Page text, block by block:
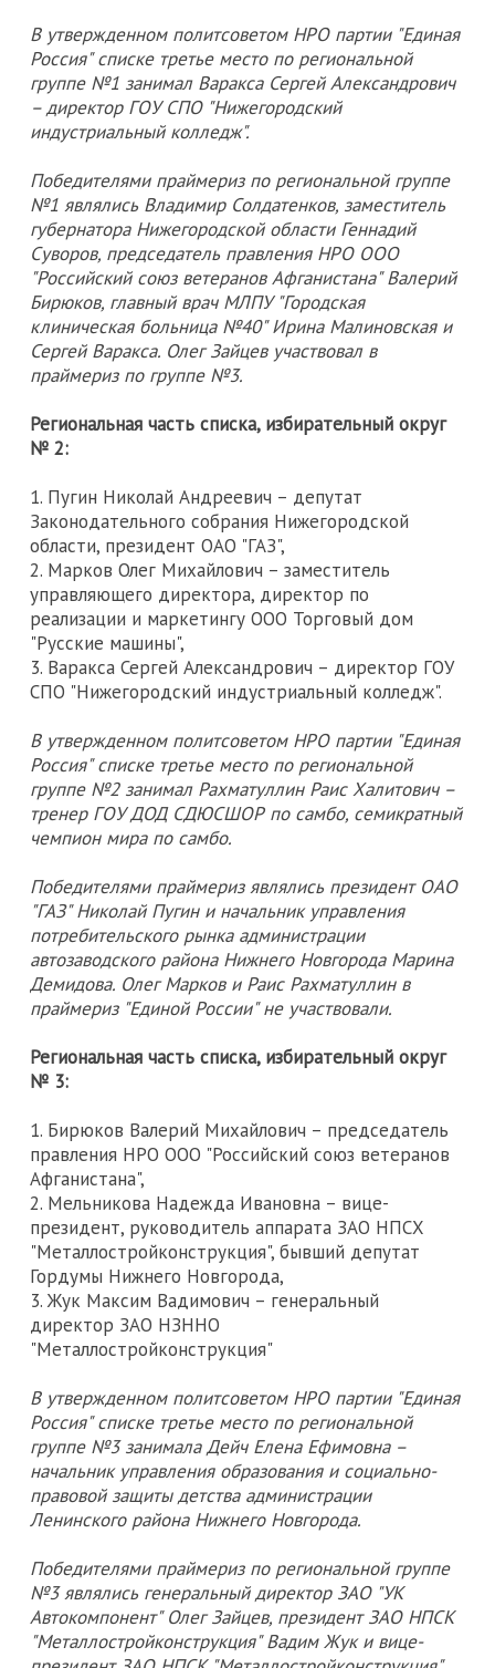
В утвержденном политсоветом НРО партии "Единая
Россия" списке третье место по региональной
группе №1 занимал Варакса Сергей Александрович
– директор ГОУ СПО "Нижегородский
индустриальный колледж".
Победителями праймериз по региональной группе
№1 являлись Владимир Солдатенков, заместитель
губернатора Нижегородской области Геннадий
Суворов, председатель правления НРО ООО
"Российский союз ветеранов Афганистана" Валерий
Бирюков, главный врач МЛПУ "Городская
клиническая больница №40" Ирина Малиновская и
Сергей Варакса. Олег Зайцев участвовал в
праймериз по группе №3.
Региональная часть списка, избирательный округ
№ 2:
1. Пугин Николай Андреевич – депутат
Законодательного собрания Нижегородской
области, президент ОАО "ГАЗ",
2. Марков Олег Михайлович – заместитель
управляющего директора, директор по
реализации и маркетингу ООО Торговый дом
"Русские машины",
3. Варакса Сергей Александрович – директор ГОУ
СПО "Нижегородский индустриальный колледж".
В утвержденном политсоветом НРО партии "Единая
Россия" списке третье место по региональной
группе №2 занимал Рахматуллин Раис Халитович –
тренер ГОУ ДОД СДЮСШОР по самбо, семикратный
чемпион мира по самбо.
Победителями праймериз являлись президент ОАО
"ГАЗ" Николай Пугин и начальник управления
потребительского рынка администрации
автозаводского района Нижнего Новгорода Марина
Демидова. Олег Марков и Раис Рахматуллин в
праймериз "Единой России" не участвовали.
Региональная часть списка, избирательный округ
№ 3:
1. Бирюков Валерий Михайлович – председатель
правления НРО ООО "Российский союз ветеранов
Афганистана",
2. Мельникова Надежда Ивановна – вице-
президент, руководитель аппарата ЗАО НПСХ
"Металлостройконструкция", бывший депутат
Гордумы Нижнего Новгорода,
3. Жук Максим Вадимович – генеральный
директор ЗАО НЗННО
"Металлостройконструкция"
В утвержденном политсоветом НРО партии "Единая
Россия" списке третье место по региональной
группе №3 занимала Дейч Елена Ефимовна –
начальник управления образования и социально-
правовой защиты детства администрации
Ленинского района Нижнего Новгорода.
Победителями праймериз по региональной группе
№3 являлись генеральный директор ЗАО "УК
Автокомпонент" Олег Зайцев, президент ЗАО НПСК
"Металлостройконструкция" Вадим Жук и вице-